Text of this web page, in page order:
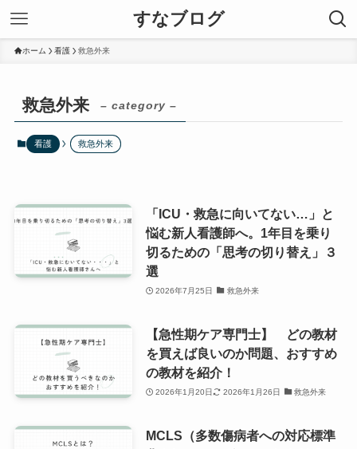
すなブログ
ホーム 看護 救急外来
救急外来 – category –
看護 救急外来
「ICU・救急に向いてない…」と
悩む新人看護師へ。1年目を乗り
切るための「思考の切り替え」３
選
2026年7月25日 救急外来
【急性期ケア専門士】 どの教材
を買えば良いのか問題、おすすめ
の教材を紹介！
2026年1月20日 2026年1月26日 救急外来
MCLS（多数傷病者への対応標準